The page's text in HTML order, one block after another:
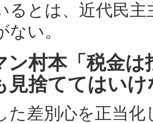
るとは、近代民
ない。
ン村本「税金
見捨ててはいけ
差別心を正当化